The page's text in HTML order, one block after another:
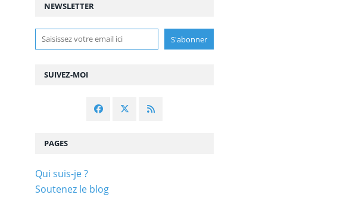
NEWSLETTER
SUIVEZ-MOI
PAGES
Qui suis-je ?
Soutenez le blog